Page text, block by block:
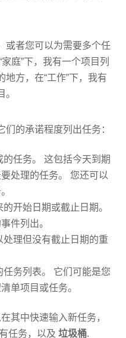
或者您可以为需要多个任
庭”下，我有一个项目列
方，在“工作”下，我有
们的承诺程度列出任务：
任务。 这包括今天到期
处理的任务。 您还可以
开始日期或截止日期。
件列出。
处理但没有截止日期的重
务列表。 它们可能是您
单项目或任务。
其中快速输入新任务，
任务，以及垃圾桶.